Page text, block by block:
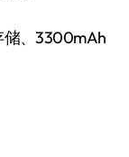
储、3300mAh